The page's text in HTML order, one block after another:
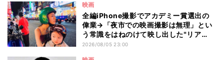
映画
全編iPhone撮影でアカデミー賞選出の
偉業→「夜市での映画撮影は無理」とい
う常識をはねのけて映し出した"リア
ル"とは――ツォウ監督が語る映画『左
2026/08/05 23:00